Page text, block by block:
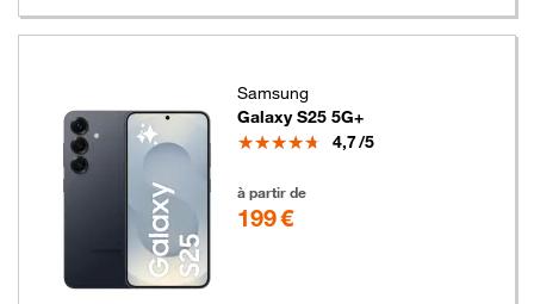
Samsung
Galaxy S25 5G+
Note
4,7/5
à partir de
199 €